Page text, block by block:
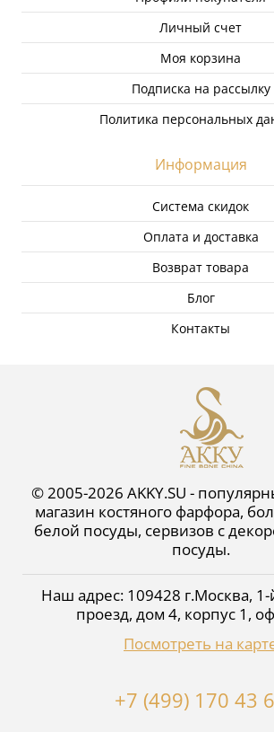
Личный счет
Моя корзина
Подписка на рассылку
Политика персональных
Информация
Система скидок
Оплата и доставка
Возврат товара
Блог
Контакты
© 2005-2026 AKKY.SU -
магазин костяного фарфора,
белой посуды, сервизов с
посуды.
Наш адрес: 109428 г.Москва,
проезд, дом 4, корпус 1,
Посмотреть на
+7 (499) 170 43